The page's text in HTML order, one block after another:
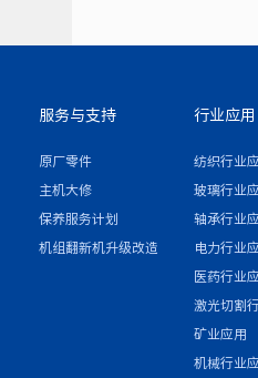
服务与支持
原厂零件
主机大修
保养服务计划
机组翻新机升级改造
行业应用
纺织行业
玻璃行业
轴承行业
电力行业
医药行业
激光切割
矿业应用
机械行业